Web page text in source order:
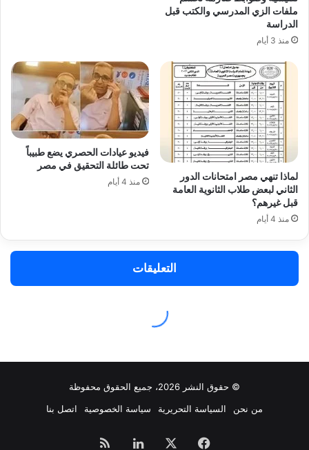
© حقوق النشر 2026، جميع الحقوق محفوظة
من نحن
السياسة التحريرية سياسة الخصوصية اتصل بنا
فيسبوك لينكدإنملخص